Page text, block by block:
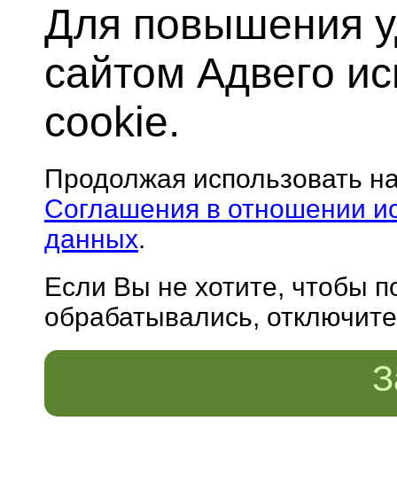
Для повышения
сайтом Адвего
cookie.
Продолжая использовать
Соглашения в отношении
данных.
Если Вы не хотите, чтобы
обрабатывались,